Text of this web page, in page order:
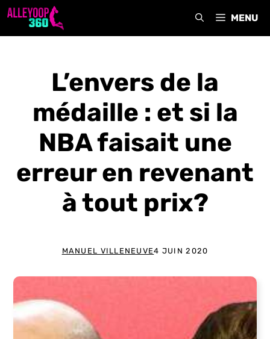
Aller
MENU
L’envers de la
médaille : et si la
NBA faisait une
erreur en revenant
à tout prix?
MANUEL VILLENEUVE4 JUIN 2020